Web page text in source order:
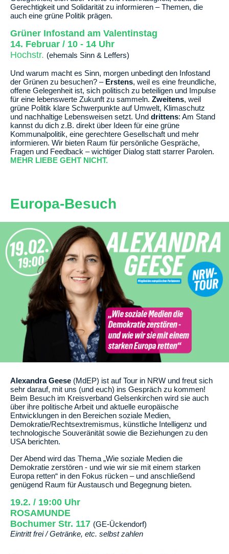
Gerechtigkeit und Solidarität zu informieren – Themen, die
auch eine grüne Politik prägen.
Grüner Infostand am Valentinstag
14. Februar / 10 - 14 Uhr
Hochstr. (ehemals Sinn & Leffers)
Und warum macht es Sinn, morgen unbedingt den Infostand
der Grünen zu besuchen? – Erstens, weil es eine freundliche,
offene Gelegenheit ist, sich politisch zu beteiligen und Impulse
für eine lebenswerte Zukunft zu sammeln. Zweitens, weil
grüne Politik klare Schwerpunkte auf Umwelt, Klimaschutz
und nachhaltige Lebensweisen setzt. Und drittens: Am Stand
kannst du dich z.B. direkt über Ideen für eine grüne
Kommunalpolitik, eine gerechtere Gesellschaft und mehr
informieren. Wir bieten Raum für persönliche Gespräche,
Fragen und Feedback – wichtiger Dialog statt starrer Parolen.
MEHR LIEBE GEHT NICHT.
Europa-Besuch
Alexandra Geese (MdEP) ist auf Tour in NRW und freut sich
sehr darauf, mit uns (und euch) ins Gespräch zu kommen!
Beim Besuch im Kreisverband Gelsenkirchen wird sie auch
über ihre politische Arbeit und aktuelle europäische
Entwicklungen in den Bereichen soziale Medien,
Demokratie/Rechtsextremismus, künstliche Intelligenz und
technologische Souveränität sowie die Beziehungen zu den
USA berichten.
Der Abend wird das Thema „Wie soziale Medien die
Demokratie zerstören - und wie wir sie mit einem starken
Europa retten“ in den Fokus rücken – und anschließend
genügend Raum für Austausch und Begegnung bieten.
19.2. / 19:00 Uhr
ROSAMUNDE
Bochumer Str. 117 (GE-Ückendorf)
Eintritt frei / Getränke, etc. selbst zahlen